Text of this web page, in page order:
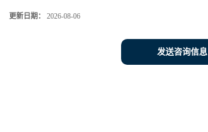
更新日期： 2026-08-06
发送咨询信息